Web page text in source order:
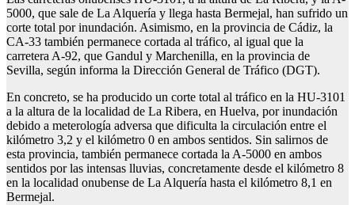
5000, que sale de La Alquería y llega hasta Bermejal, han sufrido un
corte total por inundación. Asimismo, en la provincia de Cádiz, la
CA-33 también permanece cortada al tráfico, al igual que la
carretera A-92, que Gandul y Marchenilla, en la provincia de
Sevilla, según informa la Dirección General de Tráfico (DGT).
En concreto, se ha producido un corte total al tráfico en la HU-3101
a la altura de la localidad de La Ribera, en Huelva, por inundación
debido a meterología adversa que dificulta la circulación entre el
kilómetro 3,2 y el kilómetro 0 en ambos sentidos. Sin salirnos de
esta provincia, también permanece cortada la A-5000 en ambos
sentidos por las intensas lluvias, concretamente desde el kilómetro 8
en la localidad onubense de La Alquería hasta el kilómetro 8,1 en
Bermejal.